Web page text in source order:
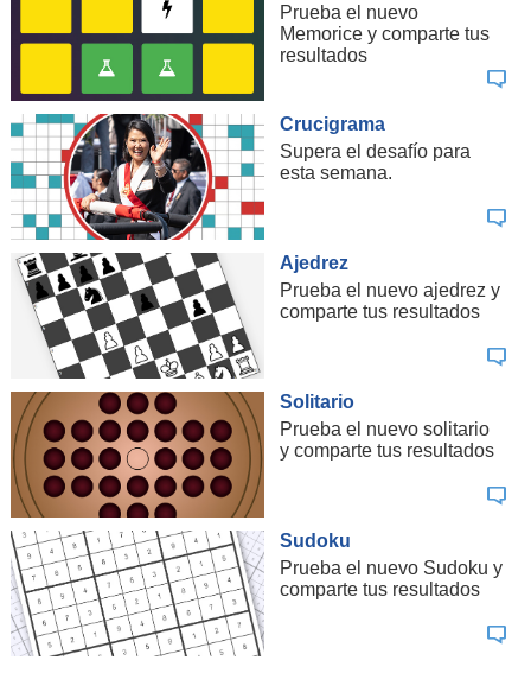
Prueba el nuevo
Memorice y comparte tus
resultados
Crucigrama
Supera el desafío para
esta semana.
Ajedrez
Prueba el nuevo ajedrez y
comparte tus resultados
Solitario
Prueba el nuevo solitario
y comparte tus resultados
Sudoku
Prueba el nuevo Sudoku y
comparte tus resultados